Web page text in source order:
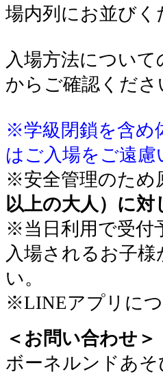
場内列にお並びく
入場方法について
からご確認くださ
※学級閉鎖を含め
はご入場をご遠
※安全管理のため
以上の大人）に
※当日利用で受付
入場されるお子
い。
※LINEアプリに
＜お問い合わせ＞
ボーネルンドあ